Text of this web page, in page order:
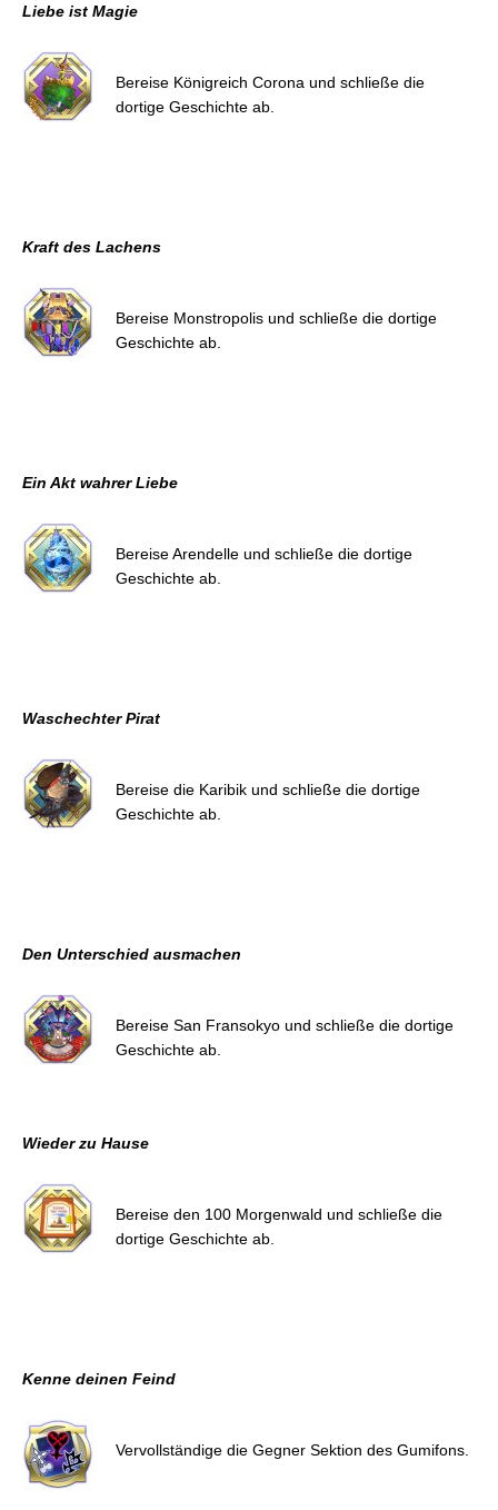
Liebe ist Magie
Bereise Königreich Corona und schließe die
dortige Geschichte ab.
Kraft des Lachens
Bereise Monstropolis und schließe die dortige
Geschichte ab.
Ein Akt wahrer Liebe
Bereise Arendelle und schließe die dortige
Geschichte ab.
Waschechter Pirat
Bereise die Karibik und schließe die dortige
Geschichte ab.
Den Unterschied ausmachen
Bereise San Fransokyo und schließe die dortige
Geschichte ab.
Wieder zu Hause
Bereise den 100 Morgenwald und schließe die
dortige Geschichte ab.
Kenne deinen Feind
Vervollständige die Gegner Sektion des Gumifons.